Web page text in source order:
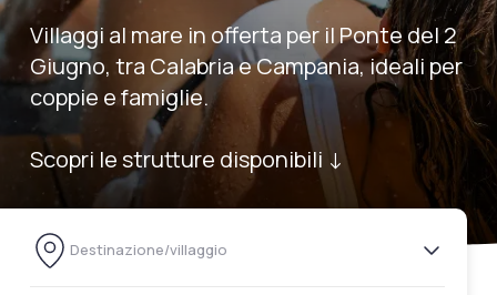
IMV Club
La tua area riservata
Accedi alla tua area riservata per vedere i tuoi preventivi
e le tue pratiche, gestire i pagamenti e scaricare i tuoi
documenti di viaggio.
Accedi / Registrati
Villaggi al mare in offerta per il Ponte del 2
Giugno, tra Calabria e Campania, ideali per
coppie e famiglie.
Scopri le strutture disponibili ↓
Destinazione/villaggio